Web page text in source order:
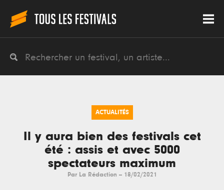
ACTUALITÉS
Il y aura bien des festivals cet
été : assis et avec 5000
spectateurs maximum
Par La Rédaction -- 18/02/2021